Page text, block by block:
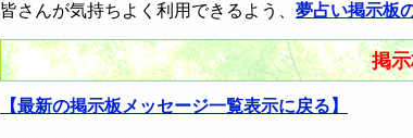
皆さんが気持ちよく利用できるよう、 夢占い掲示板
掲
【最新の掲示板メッセージ一覧表示に戻る】